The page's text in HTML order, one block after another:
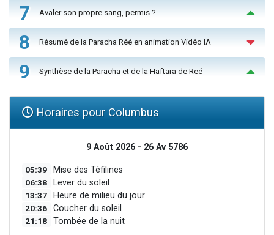
7 Avaler son propre sang, permis ?
8 Résumé de la Paracha Réé en animation Vidéo IA
9 Synthèse de la Paracha et de la Haftara de Reé
Horaires pour Columbus
9 Août 2026 - 26 Av 5786
05:39 Mise des Téfilines
06:38 Lever du soleil
13:37 Heure de milieu du jour
20:36 Coucher du soleil
21:18 Tombée de la nuit